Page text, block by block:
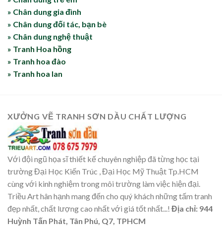
» Chân dung gia đình
» Chân dung đối tác, bạn bè
» Chân dung nghệ thuật
» Tranh Hoa hồng
» Tranh hoa đào
» Tranh hoa lan
XƯỞNG VẼ TRANH SƠN DẦU CHẤT LƯỢNG
Với đội ngũ họa sĩ thiết kế chuyên nghiệp đã từng học tại
trường Đại Học Kiến Trúc , Đại Học Mỹ Thuật Tp.HCM
cùng với kinh nghiệm trong môi trường làm việc hiện đại.
Triều Art hân hạnh mang đến cho quý khách những tấm tranh
đẹp nhất, chất lượng cao nhất với giá tốt nhất...! Địa chỉ: 944
Huỳnh Tấn Phát, Tân Phú, Q7, TPHCM